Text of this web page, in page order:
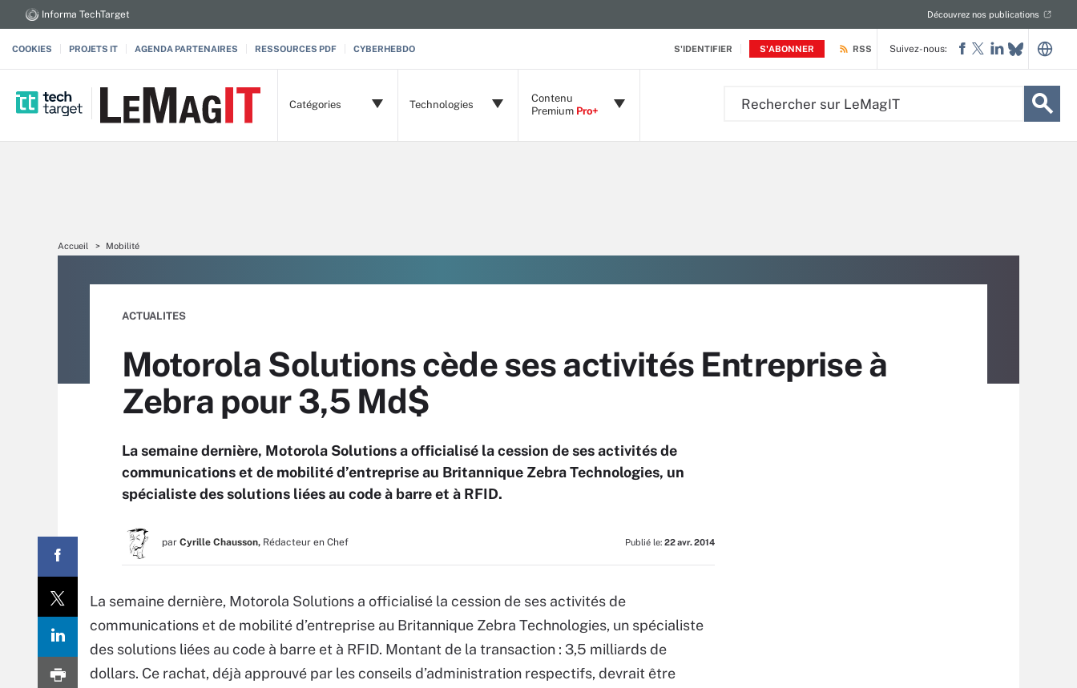
S'IDENTIFIER S'ABONNER
Informa TechTarget Découvrez nos publications
COOKIES PROJETS IT AGENDA PARTENAIRES RESSOURCES PDF CYBERHEBDO RSS
Catégories Technologies
Contenu
Premium Pro+
Suivez-nous:
Accueil Mobilité
ACTUALITES
Motorola Solutions cède ses activités Entreprise à
Zebra pour 3,5 Md$
La semaine dernière, Motorola Solutions a officialisé la cession de ses activités de
communications et de mobilité d’entreprise au Britannique Zebra Technologies, un
spécialiste des solutions liées au code à barre et à RFID.
par Cyrille Chausson, Rédacteur en Chef Publié le: 22 avr. 2014
La semaine dernière, Motorola Solutions a officialisé la cession de ses activités de
communications et de mobilité d’entreprise au Britannique Zebra Technologies, un spécialiste
des solutions liées au code à barre et à RFID. Montant de la transaction : 3,5 milliards de
dollars. Ce rachat, déjà approuvé par les conseils d’administration respectifs, devrait être